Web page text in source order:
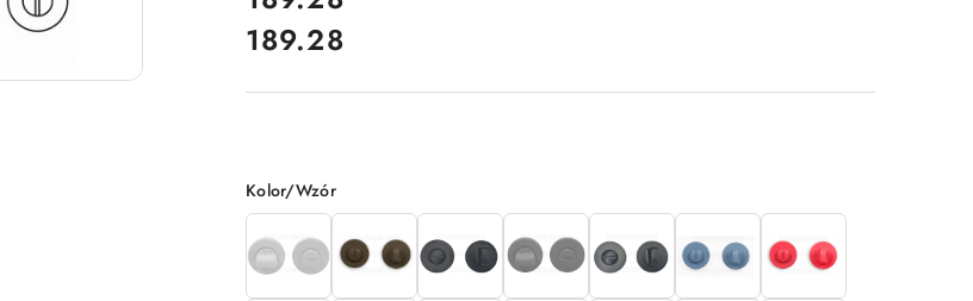
Cena:
189.28
Wariant
Kolor/Wzór